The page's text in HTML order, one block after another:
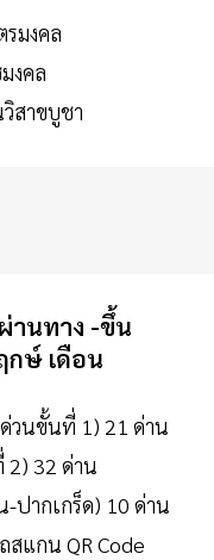
มงคล
งคล
สาขบูชา
านทาง -ขึ้น
ษ์ เดือน
วนขั้นที่ 1) 21 ด่าน
2) 32 ด่าน
ปากเกร็ด) 10 ด่าน
สแกน QR Code